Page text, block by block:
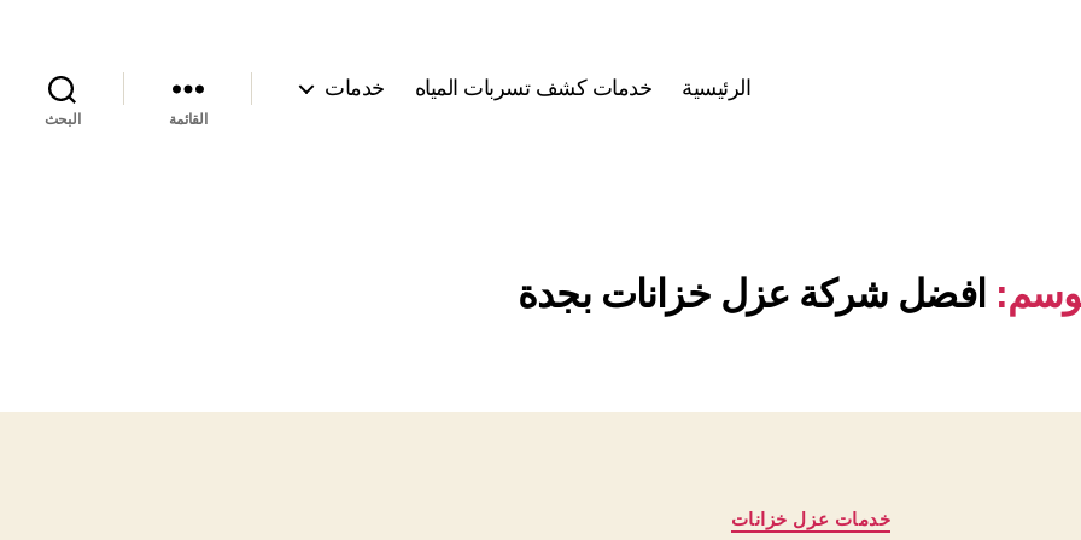
الرئيسية خدمات كشف تسربات المياه خدمات
القائمة البحث
افضل شركة عزل خزانات بجدة
التصنيفات
خدمات عزل خزانات